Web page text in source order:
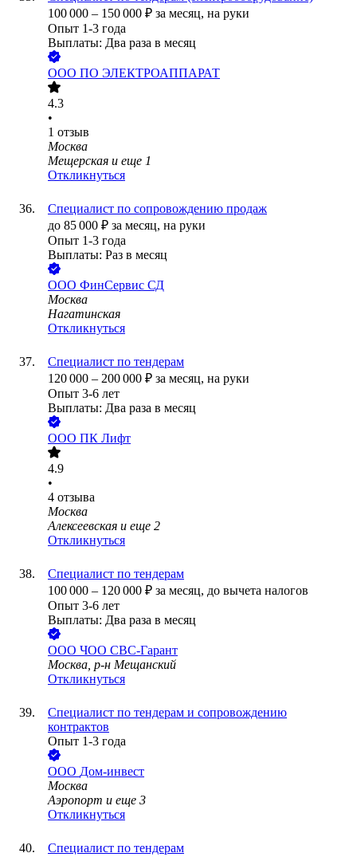
100 000 – 150 000 ₽ за месяц, на руки
Опыт 1-3 года
Выплаты: Два раза в месяц
ООО ПО ЭЛЕКТРОАППАРАТ
4.3
•
1 отзыв
Москва
Мещерская и еще 1
Откликнуться
Специалист по сопровождению продаж
до 85 000 ₽ за месяц, на руки
Опыт 1-3 года
Выплаты: Раз в месяц
ООО ФинСервис СД
Москва
Нагатинская
Откликнуться
Специалист по тендерам
120 000 – 200 000 ₽ за месяц, на руки
Опыт 3-6 лет
Выплаты: Два раза в месяц
ООО ПК Лифт
4.9
•
4 отзыва
Москва
Алексеевская и еще 2
Откликнуться
Специалист по тендерам
100 000 – 120 000 ₽ за месяц, до вычета налогов
Опыт 3-6 лет
Выплаты: Два раза в месяц
ООО ЧОО СВС-Гарант
Москва, р-н Мещанский
Откликнуться
Специалист по тендерам и сопровождению
контрактов
Опыт 1-3 года
ООО Дом-инвест
Москва
Аэропорт и еще 3
Откликнуться
Специалист по тендерам